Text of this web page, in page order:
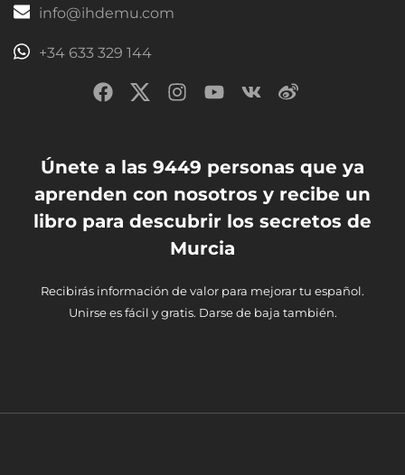
info@ihdemu.com
+34 633 329 144
Únete a las 9449 personas que ya
aprenden con nosotros y recibe un
libro para descubrir los secretos de
Murcia
Recibirás información de valor para mejorar tu español.
Unirse es fácil y gratis. Darse de baja también.